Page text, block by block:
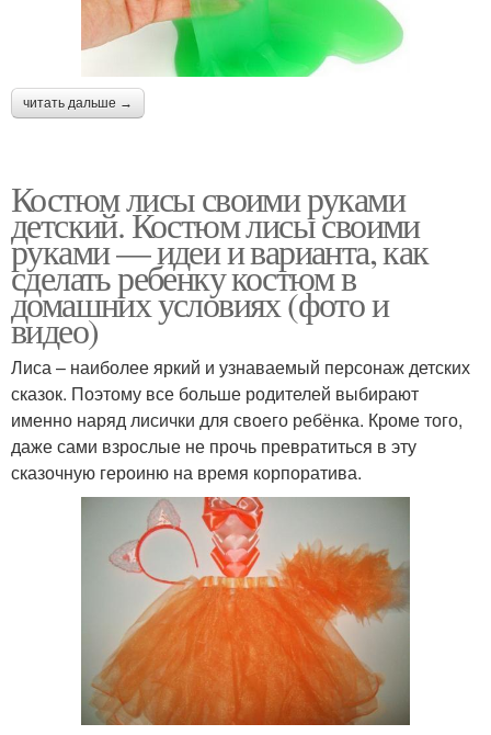
читать дальше →
Костюм лисы своими руками
детский. Костюм лисы своими
руками — идеи и варианта, как
сделать ребенку костюм в
домашних условиях (фото и
видео)
Лиса – наиболее яркий и узнаваемый персонаж детских
сказок. Поэтому все больше родителей выбирают
именно наряд лисички для своего ребёнка. Кроме того,
даже сами взрослые не прочь превратиться в эту
сказочную героиню на время корпоратива.